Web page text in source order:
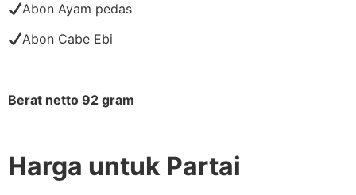
Abon Ayam pedas
Abon Cabe Ebi
Berat netto 92 gram
Harga untuk Partai